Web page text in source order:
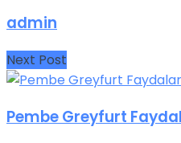
admin
Next Post
Pembe Greyfurt